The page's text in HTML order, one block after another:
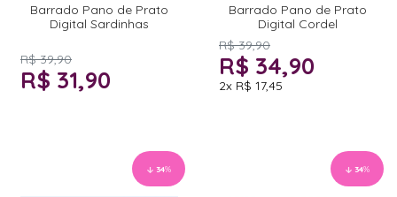
Barrado Pano de Prato
Digital Sardinhas
R$ 39,90
R$ 31,90
Barrado Pano de Prato
Digital Cordel
R$ 39,90
R$ 34,90
2x R$ 17,45
34% 34%